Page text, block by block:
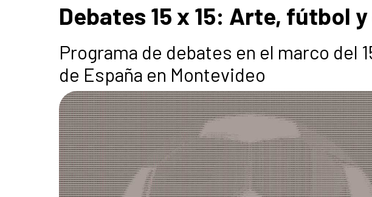
Debates 15 x 15: Arte, fútbol
Programa de debates en el marco del
de España en Montevideo